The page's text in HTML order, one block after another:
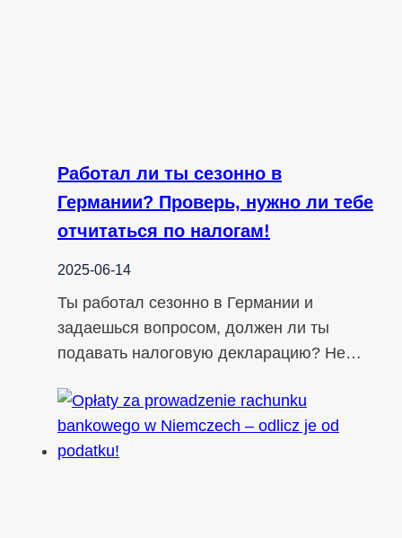
Работал ли ты сезонно в
Германии? Проверь, нужно ли тебе
отчитаться по налогам!
2025-06-14
Ты работал сезонно в Германии и
задаешься вопросом, должен ли ты
подавать налоговую декларацию? Не…